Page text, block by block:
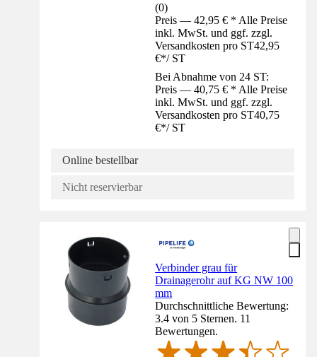
(0)
Preis — 42,95 € * Alle Preise
inkl. MwSt. und ggf. zzgl.
Versandkosten pro ST42,95
€*/ ST
Bei Abnahme von 24 ST:
Preis — 40,75 € * Alle Preise
inkl. MwSt. und ggf. zzgl.
Versandkosten pro ST40,75
€*/ ST
Online bestellbar
Nicht reservierbar
Verbinder grau für
Drainagerohr auf KG NW 100
mm
Durchschnittliche Bewertung:
3.4 von 5 Sternen. 11
Bewertungen.